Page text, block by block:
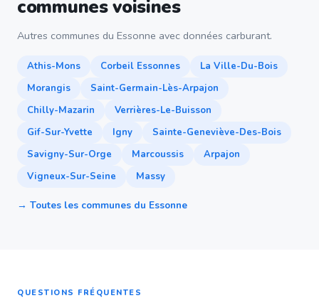
communes voisines
Autres communes du Essonne avec données carburant.
Athis-Mons Corbeil Essonnes
La Ville-Du-Bois
Morangis
Saint-Germain-Lès-Arpajon
Chilly-Mazarin
Verrières-Le-Buisson
Gif-Sur-Yvette
Igny
Sainte-Geneviève-Des-Bois
Savigny-Sur-Orge
Marcoussis
Arpajon
Vigneux-Sur-Seine
Massy
→ Toutes les communes du Essonne
QUESTIONS FRÉQUENTES